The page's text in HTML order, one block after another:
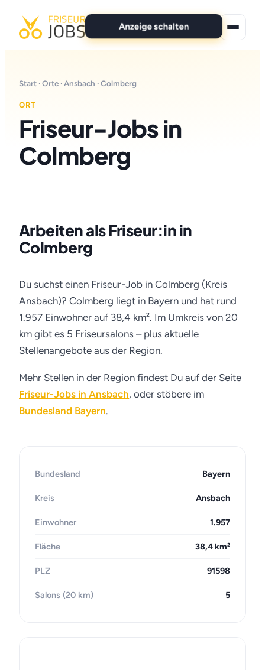
Anzeige schalten
Für Bewerber
Marken
Start ·Orte ·Ansbach · Colmberg
ORT
Friseur-Jobs in
Colmberg
Arbeiten als Friseur:in in
Colmberg
Du suchst einen Friseur-Job in Colmberg (Kreis
Ansbach)? Colmberg liegt in Bayern und hat rund
1.957 Einwohner auf 38,4 km². Im Umkreis von 20
km gibt es 5 Friseursalons – plus aktuelle
Stellenangebote aus der Region.
Mehr Stellen in der Region findest Du auf der Seite
Friseur-Jobs in Ansbach, oder stöbere im
Bundesland Bayern.
Bundesland Bayern
Kreis Ansbach
Einwohner 1.957
Fläche 38,4 km²
PLZ 91598
Salons (20 km) 5